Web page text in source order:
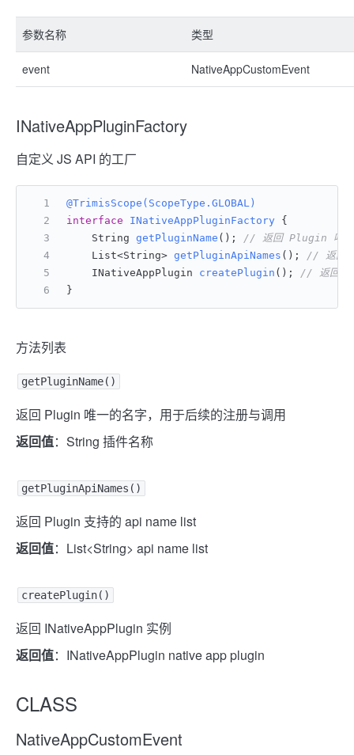
参数名称 类型
event NativeAppCustomEvent
INativeAppPluginFactory
自定义 JS API 的工厂
@TrimisScope(ScopeType.GLOBAL)
interface
INativeAppPluginFactory {
    String
getPluginName () ; // 返回 Plugin 唯一的
    List<String>
getPluginApiNames () ; // 返回
    INativeAppPlugin
createPlugin () ; // 返回
}
方法列表
getPluginName()
返回 Plugin 唯一的名字，用于后续的注册与调用
返回值：String 插件名称
getPluginApiNames()
返回 Plugin 支持的 api name list
返回值：List<String> api name list
createPlugin()
返回 INativeAppPlugin 实例
返回值：INativeAppPlugin native app plugin
CLASS
NativeAppCustomEvent